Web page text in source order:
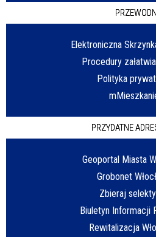
Elektroniczna
Procedury
Polityka
PRZYDATNE
Geoportal Miasta
Grobonet
Zbieraj
Biuletyn Informacji
Rewitalizacja